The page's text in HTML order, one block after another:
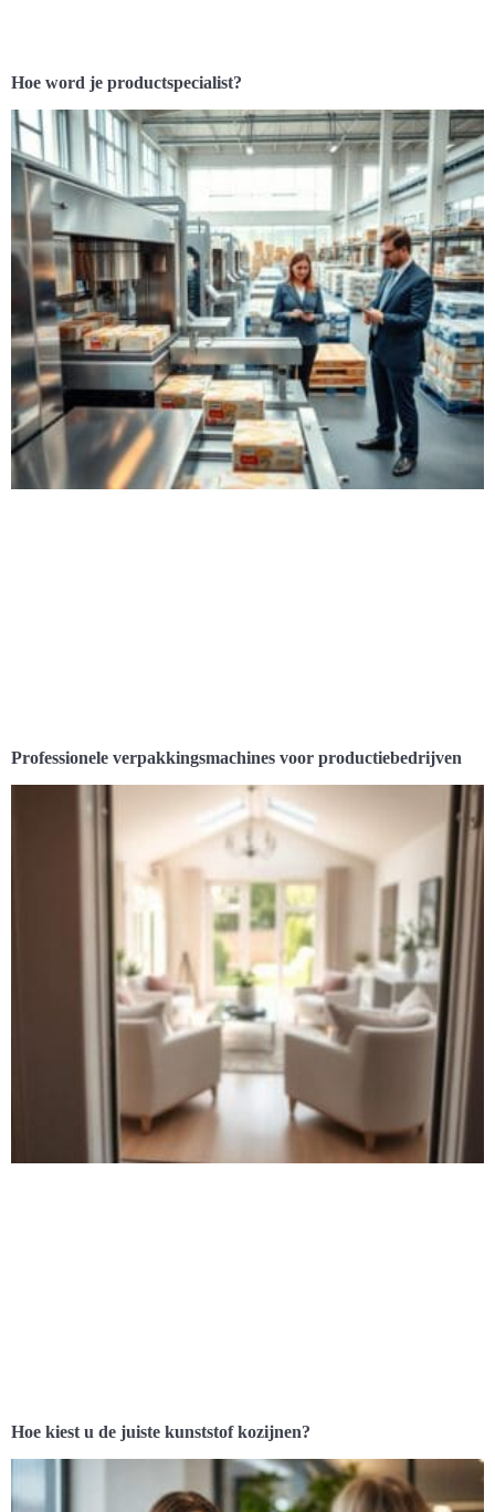
Hoe word je productspecialist?
Professionele verpakkingsmachines voor productiebedrijven
Hoe kiest u de juiste kunststof kozijnen?